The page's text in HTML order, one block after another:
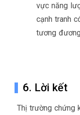
vực năng
cạnh tranh
tương
6. Lời kết
Thị trường chứng